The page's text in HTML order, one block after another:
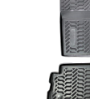
Купить в 1 клик
В избранное